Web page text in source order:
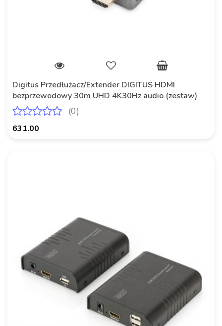
Digitus Przedłużacz/Extender DIGITUS HDMI
bezprzewodowy 30m UHD 4K30Hz audio (zestaw)
(0)
631.00